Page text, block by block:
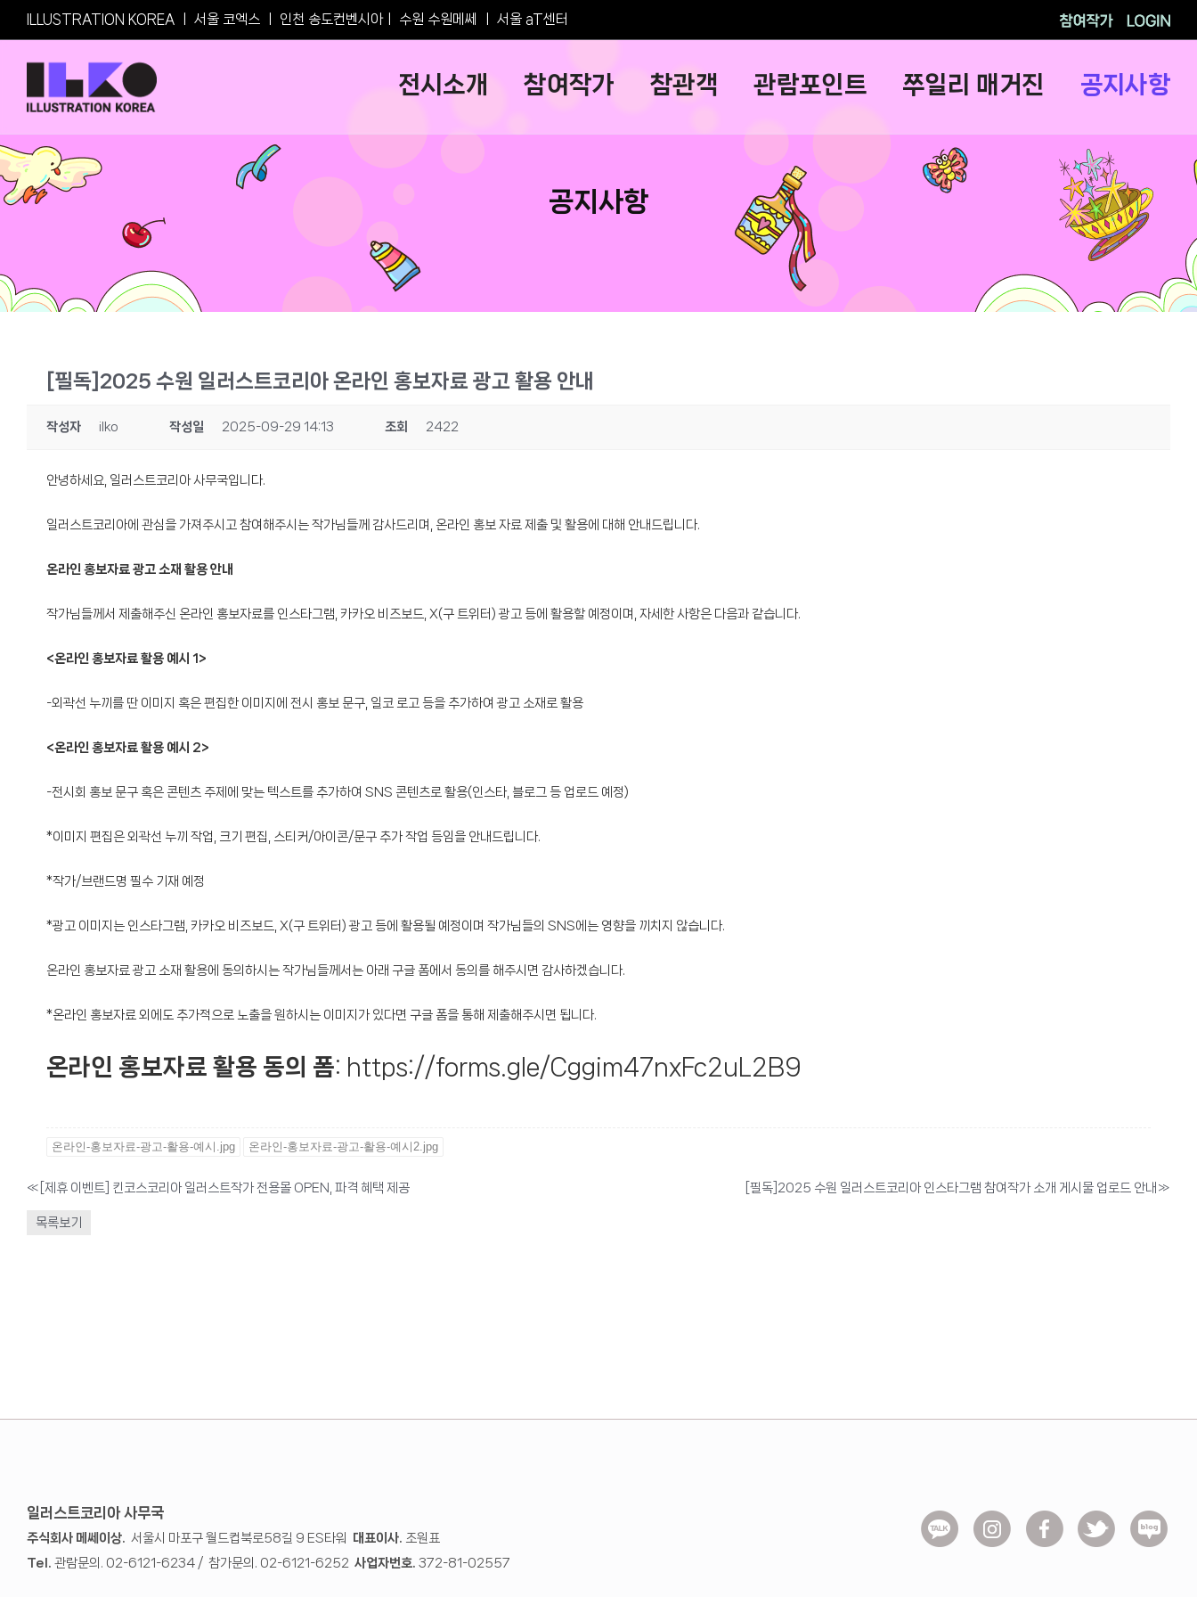
ILLUSTRATION KOREA 서울 코엑스 인천 송도컨벤시아ㅣ 수원 수원메쎄 서울 aT센터
참여작가
전시소개 참여작가 참관객 관람포인트 쭈일리 매거진 공지사항
공지사항
[필독]2025 수원 일러스트코리아 온라인 홍보자료 광고 활용 안내
작성자 ilko 작성일 2025-09-29 14:13 조회 2422
안녕하세요, 일러스트코리아 사무국입니다.
일러스트코리아에 관심을 가져주시고 참여해주시는 작가님들께 감사드리며, 온라인 홍보 자료 제출 및 활용에 대해 안내드립니다.
온라인 홍보자료 광고 소재 활용 안내
작가님들께서 제출해주신 온라인 홍보자료를 인스타그램, 카카오 비즈보드, X(구 트위터) 광고 등에 활용할 예정이며, 자세한 사항은 다음과 같습니다.
<온라인 홍보자료 활용 예시 1>
-외곽선 누끼를 딴 이미지 혹은 편집한 이미지에 전시 홍보 문구, 일코 로고 등을 추가하여 광고 소재로 활용
<온라인 홍보자료 활용 예시 2>
-전시회 홍보 문구 혹은 콘텐츠 주제에 맞는 텍스트를 추가하여 SNS 콘텐츠로 활용(인스타, 블로그 등 업로드 예정)
*이미지 편집은 외곽선 누끼 작업, 크기 편집, 스티커/아이콘/문구 추가 작업 등임을 안내드립니다.
*작가/브랜드명 필수 기재 예정
*광고 이미지는 인스타그램, 카카오 비즈보드, X(구 트위터) 광고 등에 활용될 예정이며 작가님들의 SNS에는 영향을 끼치지 않습니다.
온라인 홍보자료 광고 소재 활용에 동의하시는 작가님들께서는 아래 구글 폼에서 동의를 해주시면 감사하겠습니다.
*온라인 홍보자료 외에도 추가적으로 노출을 원하시는 이미지가 있다면 구글 폼을 통해 제출해주시면 됩니다.
온라인 홍보자료 활용 동의 폼: https://forms.gle/Cggim47nxFc2uL2B9
온라인-홍보자료-광고-활용-예시.jpg 온라인-홍보자료-광고-활용-예시2.jpg
« [제휴 이벤트] 킨코스코리아 일러스트작가 전용몰 OPEN, 파격 혜택 제공 [필독]2025 수원 일러스트코리아 인스타그램 참여작가 소개 게시물 업로드 안내 »
목록보기
일러스트코리아 사무국
주식회사 메쎄이상. 서울시 마포구 월드컵북로58길 9 ES타워 대표이사. 조원표
Tel. 관람문의. 02-6121-6234 / 참가문의. 02-6121-6252 사업자번호. 372-81-02557